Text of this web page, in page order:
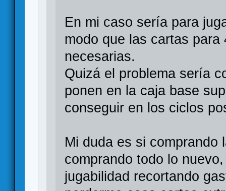
En mi caso sería para
modo que las cartas
necesarias.
Quizá el problema sería
ponen en la caja base
conseguir en los ciclos
Mi duda es si comprando
comprando todo lo
jugabilidad recortando